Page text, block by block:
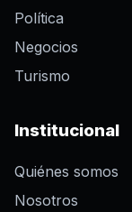
Política
Negocios
Turismo
Institucional
Quiénes somos
Nosotros